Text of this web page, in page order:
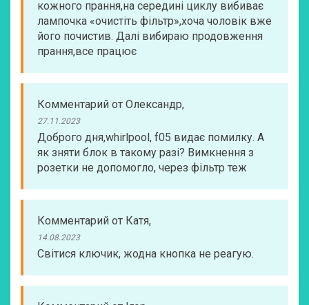
кожного прання,на середині циклу вибиває
лампочка «очистіть фільтр»,хоча чоловік вже
його почистив. Далі вибираю продовження
прання,все працює
Комментарий от Олександр,
27.11.2023
Доброго дня,whirlpool, f05 видає помилку. А
як зняти блок в такому разі? Вимкнення з
розетки не допомогло, через фільтр теж
Комментарий от Катя,
14.08.2023
Світися ключик, жодна кнопка не реагую.